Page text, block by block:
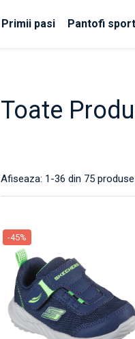
Primii pasi Pantofi sport
Toate
Afiseaza: 1-36 din 75 produse
-45%